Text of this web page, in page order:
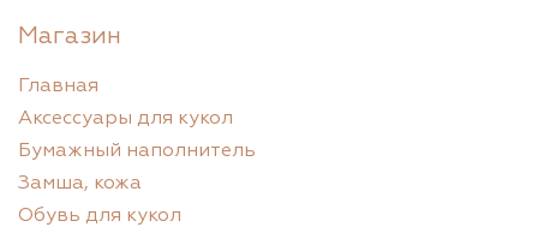
Магазин
Главная
Аксессуары для кукол
Бумажный наполнитель
Замша, кожа
Обувь для кукол